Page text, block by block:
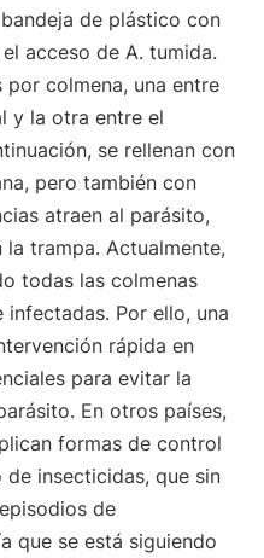
de plástico con
acceso de A. tumida.
colmena, una entre
y la otra entre el
se rellenan con
pero también con
atraen al parásito,
trampa. Actualmente,
todas las colmenas
Por ello, una
rápida en
para evitar la
En otros países,
formas de control
insecticidas, que sin
de
que se está siguiendo